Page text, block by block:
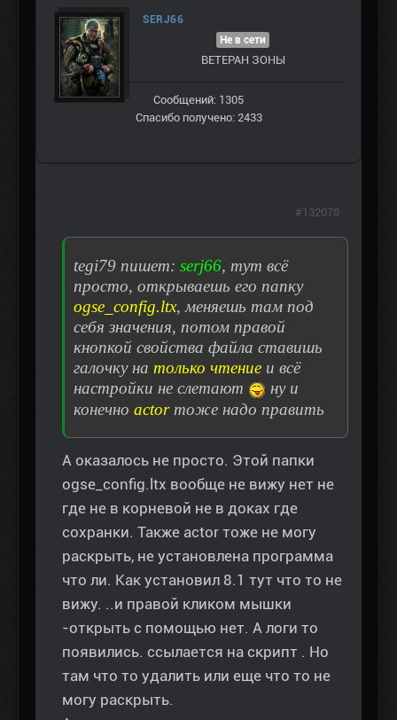
SERJ66
Не в сети
ВЕТЕРАН ЗOНЫ
Сообщений: 1305
Спасибо получено: 2433
tegi79 пишет: serj66, тут всё
просто, открываешь его папку
ogse_config.ltx, меняешь там под
себя значения, потом правой
кнопкой свойства файла ставишь
галочку на только чтение и всё
настройки не слетают
ну и
конечно actorтоже надо править
А оказалось не просто. Этой папки
ogse_config.ltx вообще не вижу нет не
где не в корневой не в доках где
сохранки. Также actor тоже не могу
раскрыть, не установлена программа
что ли. Как установил 8.1 тут что то не
вижу. ..и правой кликом мышки
-открыть с помощью нет. А логи то
появились. ссылается на скрипт . Но
там что то удалить или еще что то не
могу раскрыть.
#132078